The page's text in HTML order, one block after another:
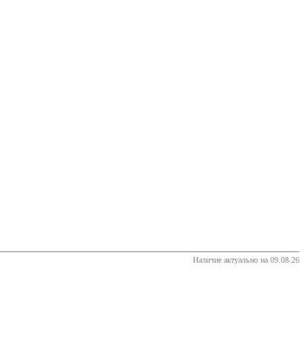
Наличие актуально на 09.08.26